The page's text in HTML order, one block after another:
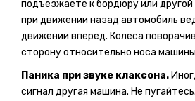
подъезжаете к бордюру или
при движении назад автомобиль
движении вперед. Колеса
сторону относительно носа
Паника при звуке клаксона.
сигнал другая машина. Не